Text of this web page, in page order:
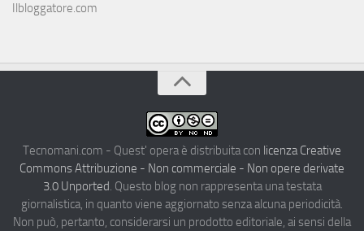
Ilbloggatore.com
Tecnomani.com - Quest' opera è distribuita con licenza Creative
Commons Attribuzione - Non commerciale - Non opere derivate
3.0 Unported. Questo blog non rappresenta una testata
giornalistica, in quanto viene aggiornato senza alcuna periodicità.
Non può, pertanto, considerarsi un prodotto editoriale, ai sensi della